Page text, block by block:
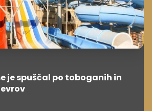
je spuščal po toboganih in